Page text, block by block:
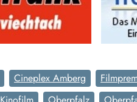
Cineplex Amberg